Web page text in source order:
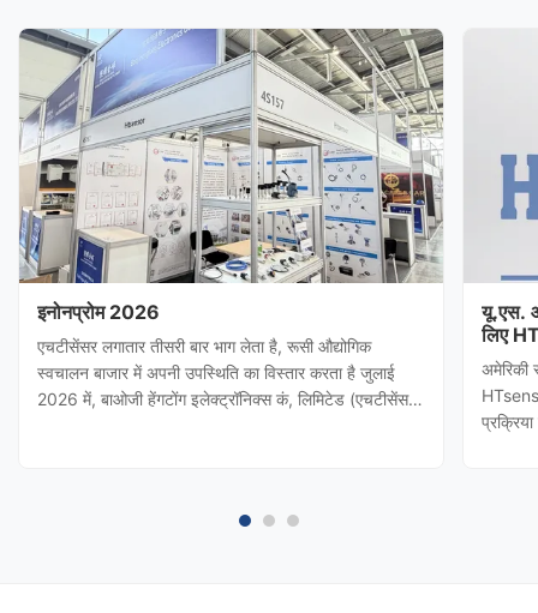
इनोनप्रोम 2026
एचटीसेंसर लगातार तीसरी बार भाग लेता है, रूसी औद्योगिक
स्वचालन बाजार में अपनी उपस्थिति का विस्तार करता है जुलाई
2026 में, बाओजी हेंगटोंग इलेक्ट्रॉनिक्स कं, लिमिटेड (एचटीसेंसर)
यू.एस.
लिए
अमेरिकी